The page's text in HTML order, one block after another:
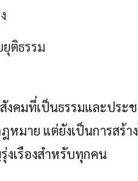
ติธรรม
งคมที่เป็นธรรมและปร
มาย แต่ยังเป็นการสร้
งเรืองสำหรับทุกคน